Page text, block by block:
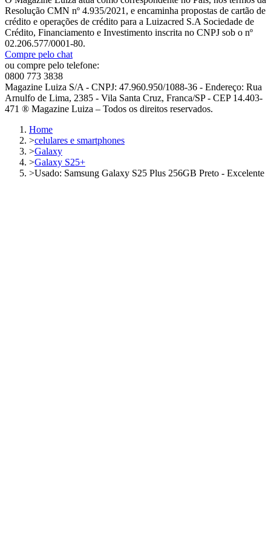
Resolução CMN nº 4.935/2021, e encaminha propostas de cartão de
crédito e operações de crédito para a Luizacred S.A Sociedade de
Crédito, Financiamento e Investimento inscrita no CNPJ sob o nº
02.206.577/0001-80.
Compre pelo chat
ou compre pelo telefone:
0800 773 3838
Magazine Luiza S/A - CNPJ: 47.960.950/1088-36 - Endereço: Rua
Arnulfo de Lima, 2385 - Vila Santa Cruz, Franca/SP - CEP 14.403-
471 ® Magazine Luiza – Todos os direitos reservados.
Home
>celulares e smartphones
>Galaxy
>Galaxy S25+
>Usado: Samsung Galaxy S25 Plus 256GB Preto - Excelente